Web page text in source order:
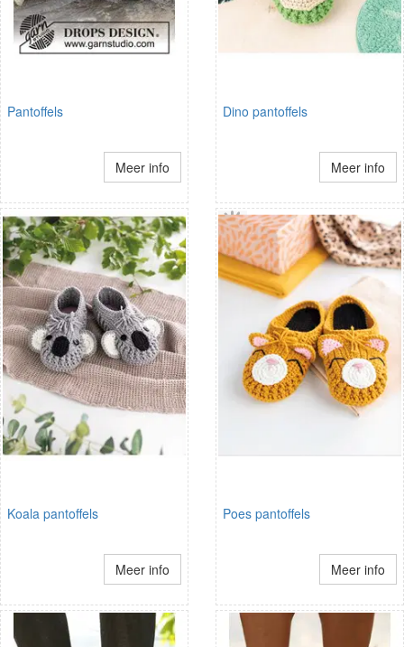
Pantoffels
Meer info
Dino pantoffels
Meer info
Koala pantoffels
Meer info
Poes pantoffels
Meer info